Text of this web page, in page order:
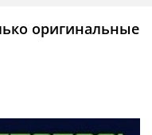
оригинальные